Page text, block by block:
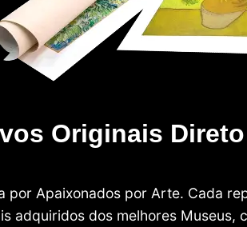
Originais
por Apaixonados por Arte. Cada
adquiridos dos melhores Museus,